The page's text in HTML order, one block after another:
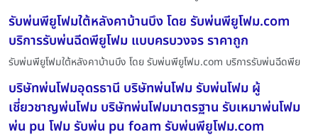
รับพ่นพียูโฟมใต้หลังคาบ้านบึง โดย รับพ่นพียูโฟม.com
บริการรับพ่นฉีดพียูโฟม แบบครบวงจร ราคาถูก
รับพ่นพียูโฟมใต้หลังคาบ้านบึง โดย รับพ่นพียูโฟม.com บริการรับพ่นฉีดพีย
บริษัทพ่นโฟมอุดรธานี บริษัทพ่นโฟม รับพ่นโฟม ผู้
เชี่ยวชาญพ่นโฟม บริษัทพ่นโฟมมาตรฐาน รับเหมาพ่นโฟม
พ่น pu โฟม รับพ่น pu foam รับพ่นพียูโฟม.com